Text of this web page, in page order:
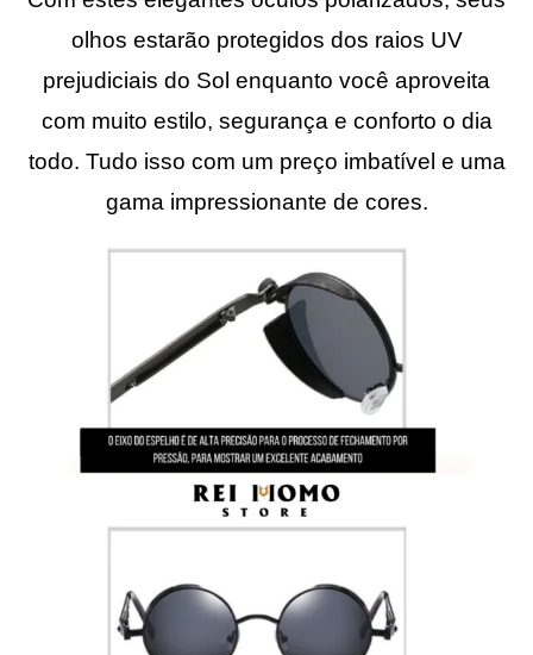
olhos estarão protegidos dos raios UV
prejudiciais do Sol enquanto você aproveita
com muito estilo, segurança e conforto o dia
todo. Tudo isso com um preço imbatível e uma
gama impressionante de cores.